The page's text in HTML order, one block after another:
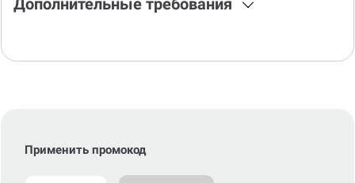
Дополнительные требования
Применить промокод